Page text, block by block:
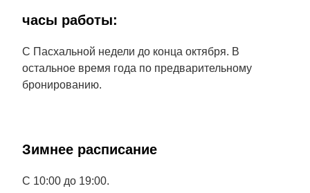
часы работы:
С Пасхальной недели до конца октября. В
остальное время года по предварительному
бронированию.
Зимнее расписание
С 10:00 до 19:00.